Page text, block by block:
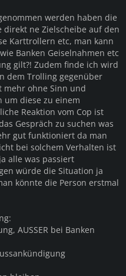
werden haben die
direkt ne Zielscheibe auf den
Karttrollern etc, man kann
Banken Geiselnahmen etc
gilt?! Zudem finde ich wird
dem Trolling gegenüber
mehr ohne Sinn und
um diese zu einem
Reaktion vom Cop ist
Gespräch zu suchen was
gut funktioniert da man
bei solchem Verhalten ist
alle was passiert
würde die Situation ja
könnte die Person erstmal
AUSSER bei Banken